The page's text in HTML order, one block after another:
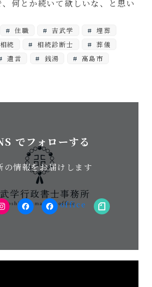
何とか続いて欲しいな、と思い
住職 吉武学
埋葬
相続 相続診断士
葬儀
遺言 銭湯
高島市
でフォローする
の情報をお届けします
Instagramfacebook（個
facebook（事note